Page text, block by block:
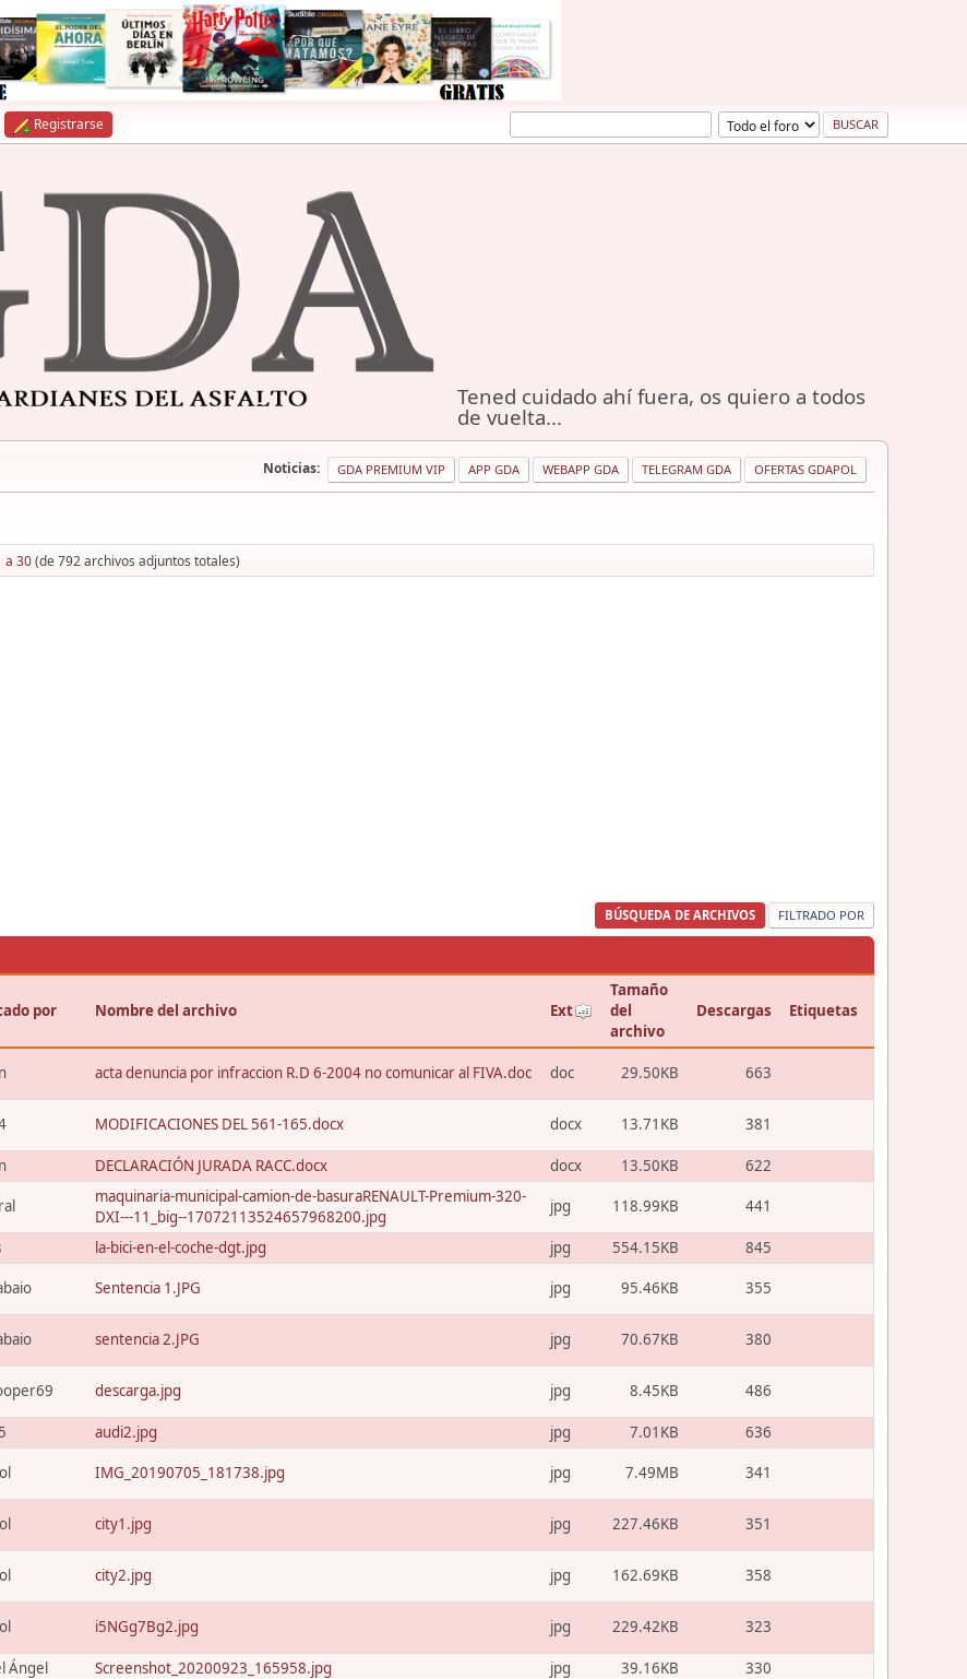
Registrarse
Tened cuidado ahí fuera, os quiero a todos
de vuelta...
Noticias: GDA PREMIUM VIP APP GDA WEBAPP GDA TELEGRAM GDA OFERTAS GDAPOL
a 30(de 792 archivos adjuntos totales)
BÚSQUEDA DE ARCHIVOS FILTRADO POR
por Nombre del archivo Ext
Tamaño
del
archivo
Descargas Etiquetas
acta denuncia por infraccion R.D 6-2004 no comunicar al FIVA.doc doc 29.50KB 663
MODIFICACIONES DEL 561-165.docx docx 13.71KB 381
DECLARACIÓN JURADA RACC.docx docx 13.50KB 622
maquinaria-municipal-camion-de-basuraRENAULT-Premium-320-
DXI---11_big--17072113524657968200.jpg
jpg 118.99KB 441
la-bici-en-el-coche-dgt.jpg jpg 554.15KB
845
Sentencia 1.JPG jpg 95.46KB 355
sentencia 2.JPG jpg 70.67KB 380
descarga.jpg jpg 8.45KB 486
audi2.jpg jpg 7.01KB
636
IMG_20190705_181738.jpg jpg 7.49MB 341
city1.jpg jpg 227.46KB 351
city2.jpg jpg 162.69KB 358
i5NGg7Bg2.jpg jpg 229.42KB 323
Ángel Screenshot_20200923_165958.jpg jpg 39.16KB
330